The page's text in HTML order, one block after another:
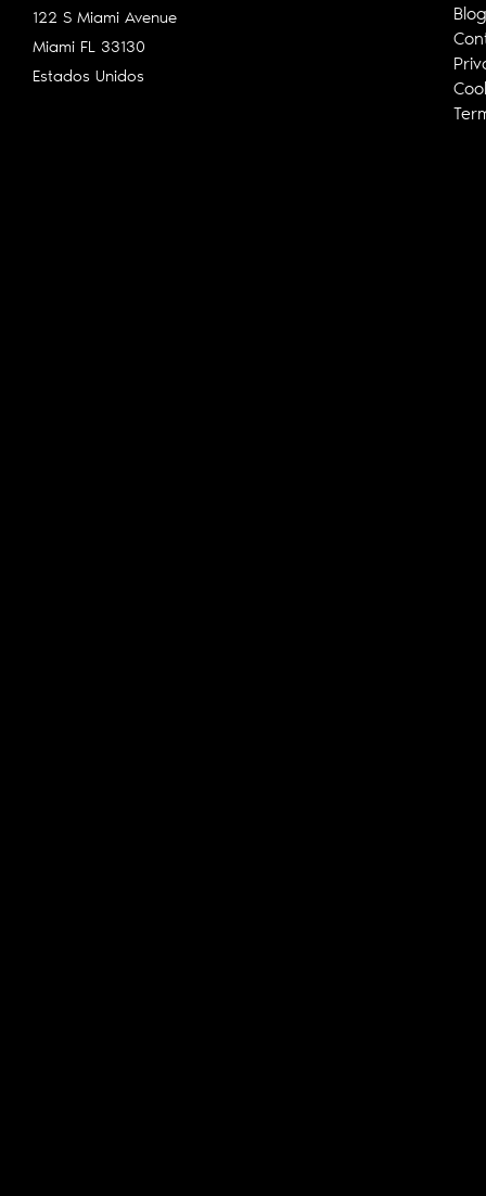
122 S Miami Avenue
Miami FL 33130
Estados Unidos